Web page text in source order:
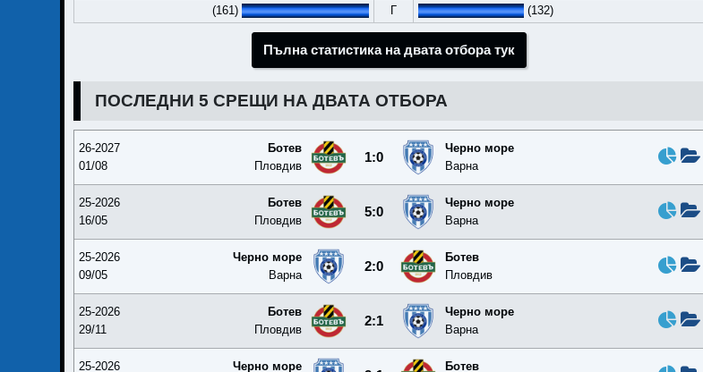
(161)
Г (132)
Пълна статистика на двата отбора тук
ПОСЛЕДНИ 5 СРЕЩИ НА ДВАТА ОТБОРА
26-2027
01/08
Ботев
Пловдив
1:0
Черно море
Варна
25-2026
16/05
Ботев
Пловдив
5:0
Черно море
Варна
25-2026
09/05
Черно море
Варна
2:0
Ботев
Пловдив
25-2026
29/11
Ботев
Пловдив
2:1
Черно море
Варна
25-2026
Черно море
Ботев